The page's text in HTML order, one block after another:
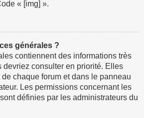
« [img] ».
générales ?
contiennent des informations très
devriez consulter en priorité. Elles
chaque forum et dans le panneau
Les permissions concernant les
définies par les administrateurs du